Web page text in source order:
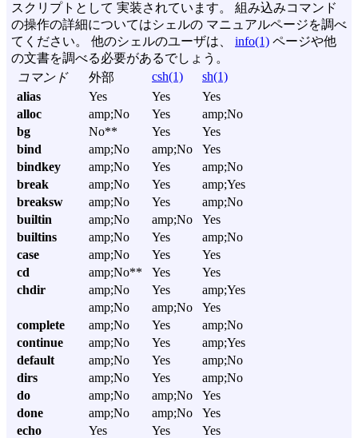
スクリプトとして 実装されています。 組み込みコマンド
の操作の詳細についてはシェルの マニュアルページを調べ
てください。 他のシェルのユーザは、 info(1) ページや他
の文書を調べる必要があるでしょう。
コマンド
外部 csh(1)
sh(1)
alias
Yes Yes
Yes
alloc
amp;No Yes
amp;No
bg
No** Yes
Yes
bind
amp;No amp;No
Yes
bindkey
amp;No Yes
amp;No
break
amp;No Yes
amp;Yes
breaksw
amp;No Yes
amp;No
builtin
amp;No amp;No
Yes
builtins
amp;No Yes
amp;No
case
amp;No Yes
Yes
cd
amp;No** Yes
Yes
chdir
amp;No Yes
amp;Yes
amp;No
amp;No
Yes
complete
amp;No Yes
amp;No
continue
amp;No Yes
amp;Yes
default
amp;No Yes
amp;No
dirs
amp;No Yes
amp;No
do
amp;No amp;No
Yes
done
amp;No amp;No
Yes
echo
Yes Yes Yes